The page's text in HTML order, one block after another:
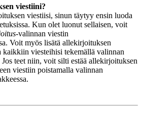
viestiini?
viestiisi, sinun täytyy ensin luoda
Kun olet luonut sellaisen, voit
-valinnan viestin
Voit myös lisätä allekirjoituksen
kaikkiin viesteihisi tekemällä valinnan
Jos teet niin, voit silti estää allekirjoituksen
viestiin poistamalla valinnan